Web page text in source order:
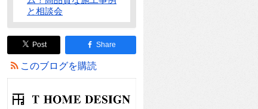
と相談会
Post Share
このブログを購読